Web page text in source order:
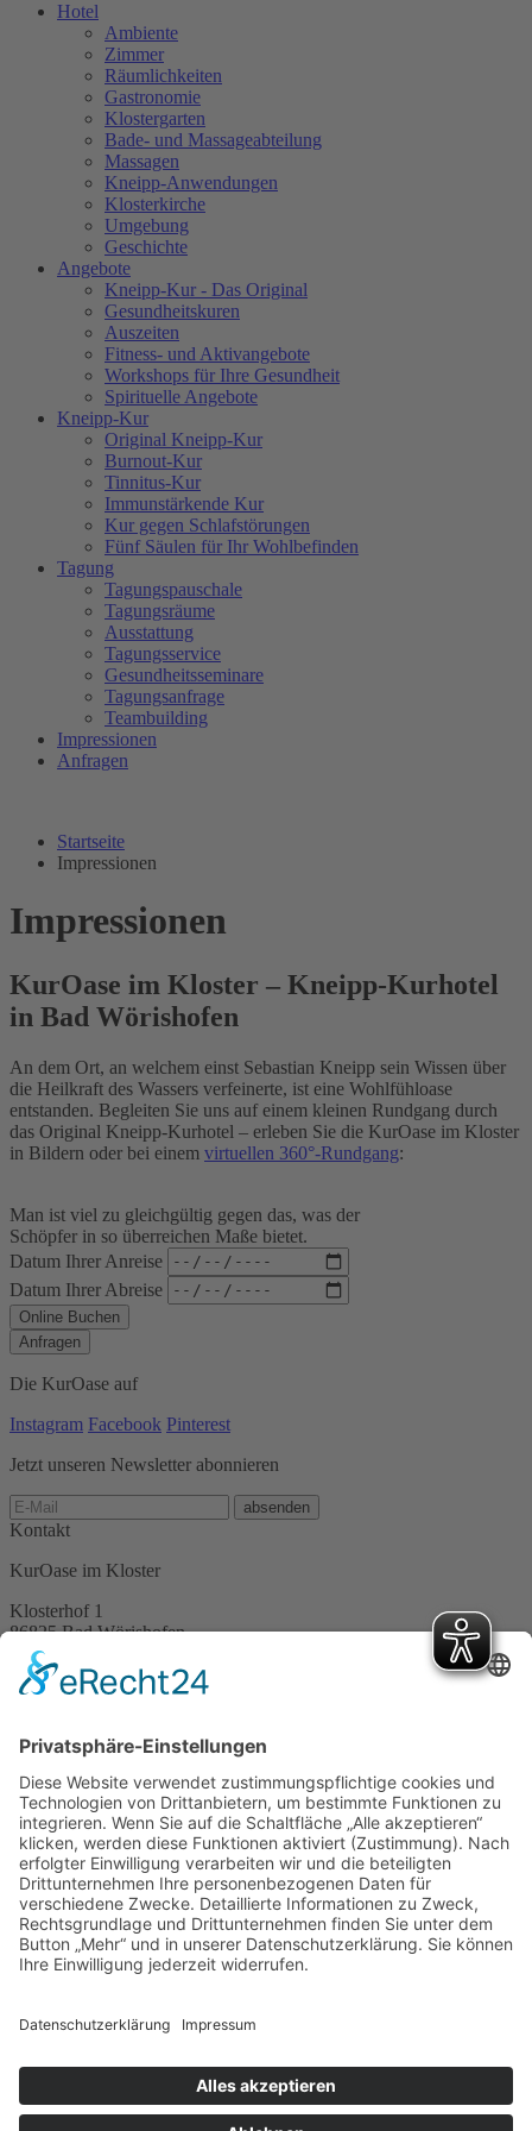
Hotel
Ambiente
Zimmer
Räumlichkeiten
Gastronomie
Klostergarten
Bade- und Massageabteilung
Massagen
Kneipp-Anwendungen
Klosterkirche
Umgebung
Geschichte
Angebote
Kneipp-Kur - Das Original
Gesundheitskuren
Auszeiten
Fitness- und Aktivangebote
Workshops für Ihre Gesundheit
Spirituelle Angebote
Kneipp-Kur
Original Kneipp-Kur
Burnout-Kur
Tinnitus-Kur
Immunstärkende Kur
Kur gegen Schlafstörungen
Fünf Säulen für Ihr Wohlbefinden
Tagung
Tagungspauschale
Tagungsräume
Ausstattung
Tagungsservice
Gesundheitsseminare
Tagungsanfrage
Teambuilding
Impressionen
Anfragen
Startseite
Impressionen
Impressionen
KurOase im Kloster – Kneipp-Kurhotel
in Bad Wörishofen
An dem Ort, an welchem einst Sebastian Kneipp sein Wissen über
die Heilkraft des Wassers verfeinerte, ist eine Wohlfühloase
entstanden. Begleiten Sie uns auf einem kleinen Rundgang durch
das Original Kneipp-Kurhotel – erleben Sie die KurOase im Kloster
in Bildern oder bei einem virtuellen 360°-Rundgang:
Man ist viel zu gleichgültig gegen das, was der
Schöpfer in so überreichen Maße bietet.
Datum Ihrer Anreise
Datum Ihrer Abreise
Online Buchen
Anfragen
Die KurOase auf
Instagram Facebook Pinterest
Jetzt unseren Newsletter abonnieren
absenden
Kontakt
KurOase im Kloster
Klosterhof 1
86825 Bad Wörishofen
Tel. 08247/9623-0
Fax 08247/9623-99
Schreiben Sie uns eine E-Mail
Ein Hotel der Kolping-Gruppe
Gesund Tagen im Kloster im Kneipp-Kurhotel in Bad Wörishofen
Hotel Alpenblick Ohlstadt – zwischen Garmisch-
Partenkirchen/Murnau
Family & Spa in Alsópáhok – Kurhotel und Familienhotel am
Plattensee
Allgäuhaus Wertach – Familienhotel im Allgäu